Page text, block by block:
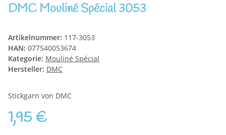
DMC Mouliné Spécial 3053
Artikelnummer: 117-3053
HAN: 077540053674
Kategorie: Mouliné Spécial
Hersteller: DMC
Stickgarn von DMC
1,95 €